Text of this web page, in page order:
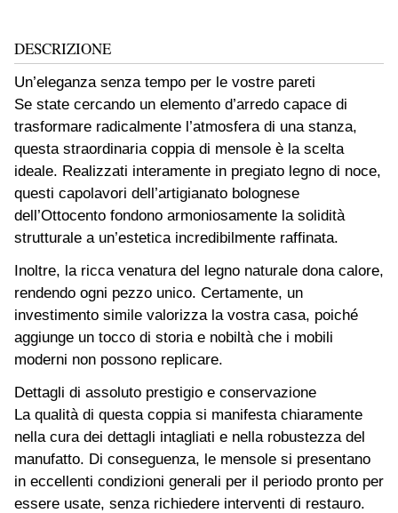
DESCRIZIONE
Un’eleganza senza tempo per le vostre pareti
Se state cercando un elemento d’arredo capace di
trasformare radicalmente l’atmosfera di una stanza,
questa straordinaria coppia di mensole è la scelta
ideale. Realizzati interamente in pregiato legno di noce,
questi capolavori dell’artigianato bolognese
dell’Ottocento fondono armoniosamente la solidità
strutturale a un’estetica incredibilmente raffinata.
Inoltre, la ricca venatura del legno naturale dona calore,
rendendo ogni pezzo unico. Certamente, un
investimento simile valorizza la vostra casa, poiché
aggiunge un tocco di storia e nobiltà che i mobili
moderni non possono replicare.
Dettagli di assoluto prestigio e conservazione
La qualità di questa coppia si manifesta chiaramente
nella cura dei dettagli intagliati e nella robustezza del
manufatto. Di conseguenza, le mensole si presentano
in eccellenti condizioni generali per il periodo pronto per
essere usate, senza richiedere interventi di restauro.